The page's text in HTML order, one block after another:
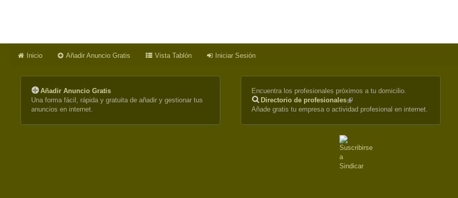
Inicio Añadir Anuncio Gratis Vista Tablón Iniciar Sesión
Añadir Anuncio Gratis
Una forma fácil, rápida y gratuita de añadir y gestionar tus
anuncios en internet.
Encuentra los profesionales próximos a tu domicilio.
Directorio de profesionales(link
is
Añade gratis tu empresa o actividad profesional en internet.